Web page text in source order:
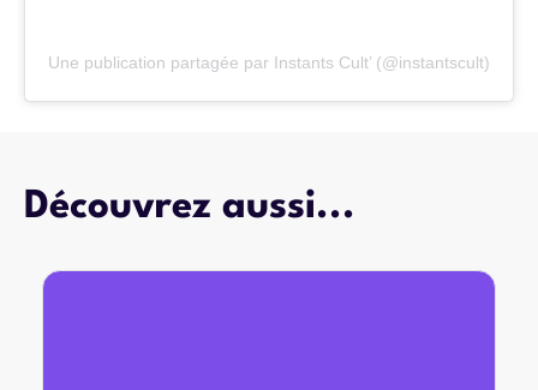
Une publication partagée par Instants Cult’ (@instantscult)
Découvrez aussi...